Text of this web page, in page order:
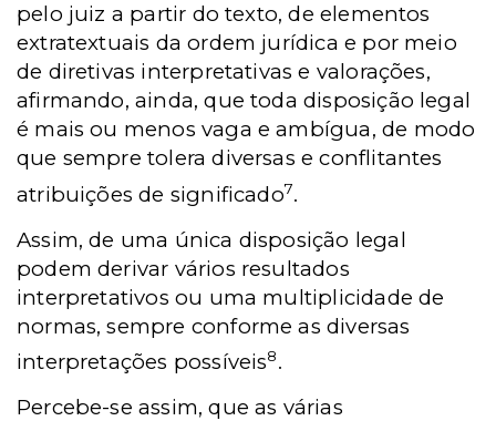
pelo juiz a partir do texto, de elementos
extratextuais da ordem jurídica e por meio
de diretivas interpretativas e valorações,
afirmando, ainda, que toda disposição legal
é mais ou menos vaga e ambígua, de modo
que sempre tolera diversas e conflitantes
atribuições de significado7.
Assim, de uma única disposição legal
podem derivar vários resultados
interpretativos ou uma multiplicidade de
normas, sempre conforme as diversas
interpretações possíveis8.
Percebe-se assim, que as várias